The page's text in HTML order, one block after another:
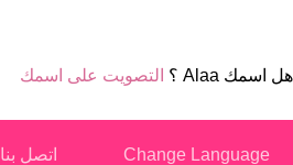
هل اسمك Alaa ؟ التصويت على اسمك
Change Language اتصل بنا